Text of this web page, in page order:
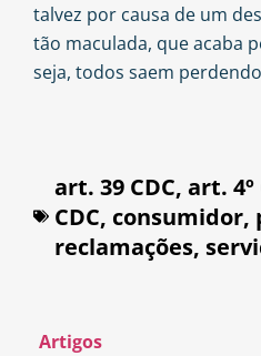
talvez por causa de um
tão maculada, que acaba
seja, todos saem
art. 39 CDC, art. 4º
CDC, consumidor,
reclamações,
Artigos